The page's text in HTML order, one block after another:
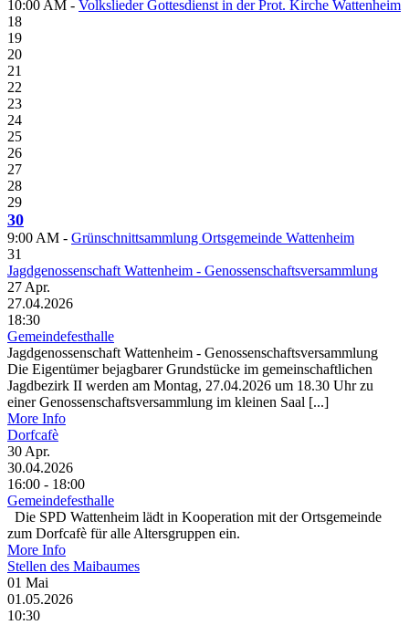
10:00 AM - Volkslieder Gottesdienst in der Prot. Kirche Wattenheim
18
19
20
21
22
23
24
25
26
27
28
29
30
9:00 AM - Grünschnittsammlung Ortsgemeinde Wattenheim
31
Jagdgenossenschaft Wattenheim - Genossenschaftsversammlung
27 Apr.
27.04.2026
18:30
Gemeindefesthalle
Jagdgenossenschaft Wattenheim - Genossenschaftsversammlung
Die Eigentümer bejagbarer Grundstücke im gemeinschaftlichen
Jagdbezirk II werden am Montag, 27.04.2026 um 18.30 Uhr zu
einer Genossenschaftsversammlung im kleinen Saal [...]
More Info
Dorfcafè
30 Apr.
30.04.2026
16:00 - 18:00
Gemeindefesthalle
Die SPD Wattenheim lädt in Kooperation mit der Ortsgemeinde
zum Dorfcafè für alle Altersgruppen ein.
More Info
Stellen des Maibaumes
01 Mai
01.05.2026
10:30